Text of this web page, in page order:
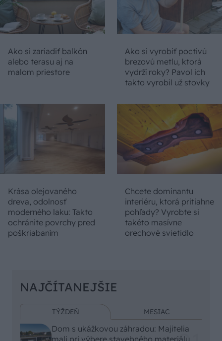
Ako si zariadiť balkón
alebo terasu aj na
malom priestore
Ako si vyrobiť poctivú
brezovú metlu, ktorá
vydrží roky? Pavol ich
takto vyrobil už stovky
Krása olejovaného
dreva, odolnosť
moderného laku: Takto
ochránite povrchy pred
poškriabaním
Chcete dominantu
interiéru, ktorá pritiahne
pohľady? Vyrobte si
takéto masívne
orechové svietidlo
NAJČÍTANEJŠIE
TÝŽDEŇ MESIAC
Dom s ukážkovou záhradou: Majitelia